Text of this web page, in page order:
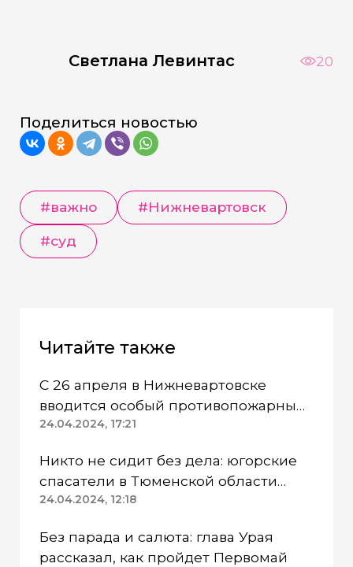
Светлана Левинтас 20
Поделиться новостью
#важно #Нижневартовск
#суд
Читайте также
С 26 апреля в Нижневартовске
вводится особый противопожарный
режим
24.04.2024, 17:21
Никто не сидит без дела: югорские
спасатели в Тюменской области
работают в две смены
24.04.2024, 12:18
Без парада и салюта: глава Урая
рассказал, как пройдет Первомай